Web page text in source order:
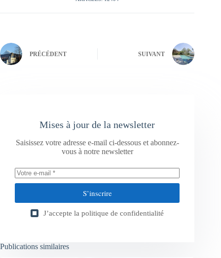
PRÉCÉDENT SUIVANT
Mises à jour de la newsletter
Saisissez votre adresse e-mail ci-dessous et abonnez-
vous à notre newsletter
S’inscrire
J’accepte la politique de confidentialité
Publications similaires